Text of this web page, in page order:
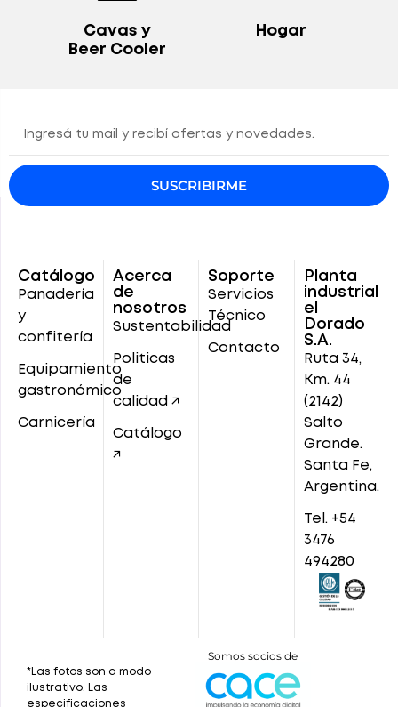
Cavas y
Beer Cooler
Hogar
SUSCRIBIRME
Catálogo
Panadería
y
confitería
Equipamiento
gastronómico
Carnicería
Acerca
de
nosotros
Sustentabilidad
Politicas
de
calidad ↗
Catálogo
↗
Soporte
Servicios
Técnico
Contacto
Planta
industrial
el
Dorado
S.A.
Ruta 34,
Km. 44
(2142)
Salto
Grande.
Santa Fe,
Argentina.
Tel. +54
3476
494280
*Las fotos son a modo
ilustrativo. Las
especificaciones
Somos socios de